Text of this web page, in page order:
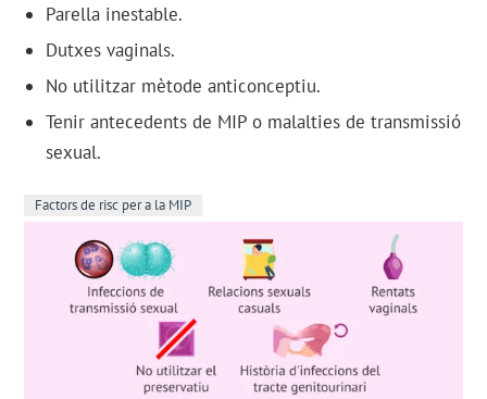
Parella inestable.
Dutxes vaginals.
No utilitzar mètode anticonceptiu.
Tenir antecedents de MIP o malalties de transmissió
sexual.
Factors de risc per a la MIP